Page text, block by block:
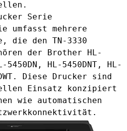
Serie
umfasst mehrere
die den TN-3330
der Brother HL-
5450DN, HL-5450DNT, HL-
Diese Drucker sind
Einsatz konzipiert
wie automatischen